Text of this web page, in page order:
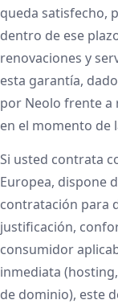
queda satisfecho,
dentro de ese
renovaciones y
esta garantía,
por Neolo frente a
en el momento de
Si usted contrata
Europea, dispone
contratación para
justificación,
consumidor
inmediata
de dominio), este